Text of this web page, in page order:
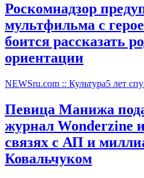
Роскомнадзор
мультфильма c
боится рассказать
ориентации
NEWSru.com :: Культура5 лет
Певица Манижа
журнал Wonderzine
связях с АП и
Ковальчуком